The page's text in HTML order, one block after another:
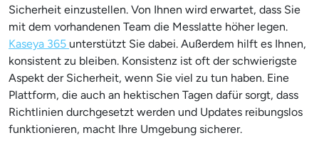
Sicherheit einzustellen. Von Ihnen wird erwartet, dass Sie
mit dem vorhandenen Team die Messlatte höher legen.
Kaseya 365 unterstützt Sie dabei. Außerdem hilft es Ihnen,
konsistent zu bleiben. Konsistenz ist oft der schwierigste
Aspekt der Sicherheit, wenn Sie viel zu tun haben. Eine
Plattform, die auch an hektischen Tagen dafür sorgt, dass
Richtlinien durchgesetzt werden und Updates reibungslos
funktionieren, macht Ihre Umgebung sicherer.